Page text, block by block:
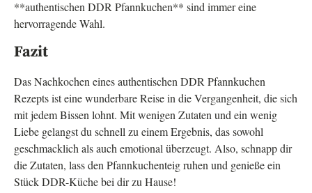
**authentischen DDR Pfannkuchen** sind immer eine
hervorragende Wahl.
Fazit
Das Nachkochen eines authentischen DDR Pfannkuchen
Rezepts ist eine wunderbare Reise in die Vergangenheit, die sich
mit jedem Bissen lohnt. Mit wenigen Zutaten und ein wenig
Liebe gelangst du schnell zu einem Ergebnis, das sowohl
geschmacklich als auch emotional überzeugt. Also, schnapp dir
die Zutaten, lass den Pfannkuchenteig ruhen und genieße ein
Stück DDR-Küche bei dir zu Hause!